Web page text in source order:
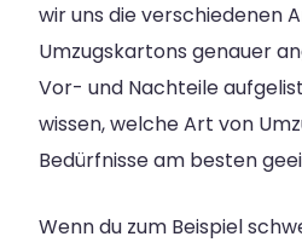
wir uns die verschiedenen
Umzugskartons genauer
Vor- und Nachteile
wissen, welche Art von
Bedürfnisse am besten
Wenn du zum Beispiel